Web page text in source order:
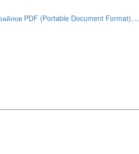
PDF (Portable Document Format)....